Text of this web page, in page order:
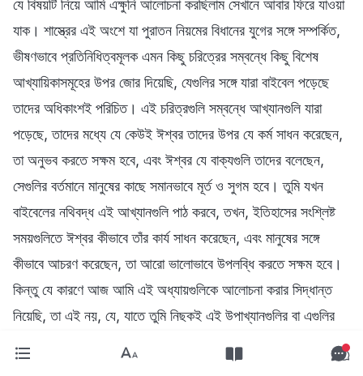
যে বিষয়টি নিয়ে আমি এক্ষুনি আলোচনা করছিলাম সেখানে আবার ফিরে যাওয়া
যাক। শাস্ত্রের এই অংশে যা পুরাতন নিয়মের বিধানের যুগের সঙ্গে সম্পর্কিত,
ভীষণভাবে প্রতিনিধিত্বমূলক এমন কিছু চরিত্রের সম্বন্ধে কিছু বিশেষ
আখ্যায়িকাসমূহের উপর জোর দিয়েছি, যেগুলির সঙ্গে যারা বাইবেল পড়েছে
তাদের অধিকাংশই পরিচিত। এই চরিত্রগুলি সম্বন্ধে আখ্যানগুলি যারা
পড়েছে, তাদের মধ্যে যে কেউই ঈশ্বর তাদের উপর যে কর্ম সাধন করেছেন,
তা অনুভব করতে সক্ষম হবে, এবং ঈশ্বর যে বাক্যগুলি তাদের বলেছেন,
সেগুলির বর্তমানে মানুষের কাছে সমানভাবে মূর্ত ও সুগম হবে। তুমি যখন
বাইবেলের নথিবদ্ধ এই আখ্যানগুলি পাঠ করবে, তখন, ইতিহাসের সংশ্লিষ্ট
সময়গুলিতে ঈশ্বর কীভাবে তাঁর কার্য সাধন করেছেন, এবং মানুষের সঙ্গে
কীভাবে আচরণ করেছেন, তা আরো ভালোভাবে উপলব্ধি করতে সক্ষম হবে।
কিন্তু যে কারণে আজ আমি এই অধ্যায়গুলিকে আলোচনা করার সিদ্ধান্ত
নিয়েছি, তা এই নয়, যে, যাতে তুমি নিছকই এই উপাখ্যানগুলির বা এগুলির
চরিত্রদের উপর মনোনিবেশের চেষ্টা করো। বরং তা এই জন্য যে, যাতে তুমি
—এই চরিত্রগণের আখ্যানমালার মাধ্যমে—ঈশ্বরের কর্ম ও তাঁর স্বভাব